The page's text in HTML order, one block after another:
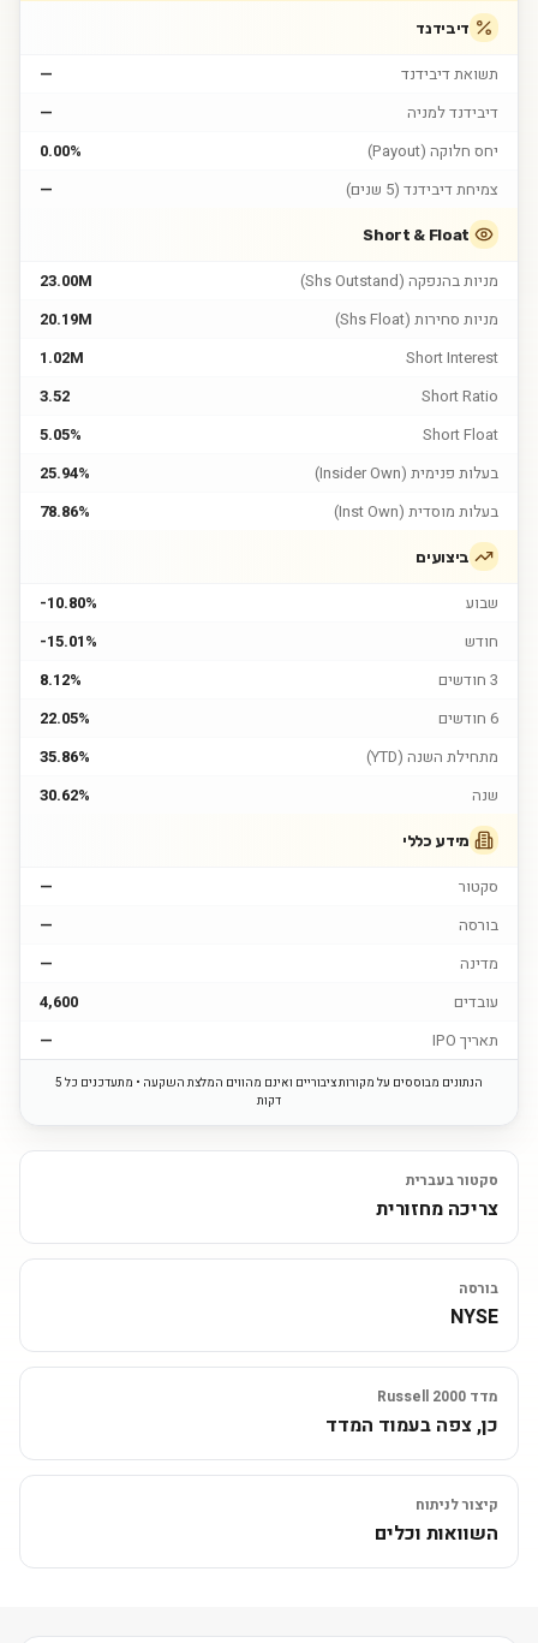
דיבידנד
תשואת דיבידנד
—
דיבידנד למניה
—
יחס חלוקה (Payout)
0.00%
צמיחת דיבידנד (5 שנים)
—
Short & Float
מניות בהנפקה (Shs Outstand)
23.00M
מניות סחירות (Shs Float)
20.19M
Short Interest
1.02M
Short Ratio
3.52
Short Float
5.05%
בעלות פנימית (Insider Own)
25.94%
בעלות מוסדית (Inst Own)
78.86%
ביצועים
שבוע
-10.80%
חודש
-15.01%
3 חודשים
8.12%
6 חודשים
22.05%
מתחילת השנה (YTD)
35.86%
שנה
30.62%
מידע כללי
סקטור
—
בורסה
—
מדינה
—
עובדים
4,600
תאריך IPO
—
הנתונים מבוססים על מקורות ציבוריים ואינם מהווים המלצת השקעה • מתעדכנים כל 5
דקות
סקטור בעברית
צריכה מחזורית
בורסה
NYSE
מדד Russell 2000
כן, צפה בעמוד המדד
קיצור לניתוח
השוואות וכלים